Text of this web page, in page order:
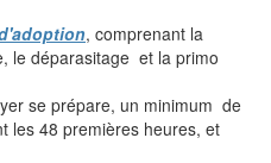
, comprenant la
le déparasitage et la primo
se prépare, un minimum de
les 48 premières heures, et